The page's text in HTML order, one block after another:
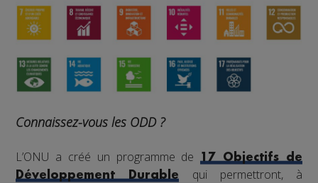
Connaissez-vous les ODD ?
L’ONU a créé un programme de17 Objectifs de
Développement Durable
qui permettront, à